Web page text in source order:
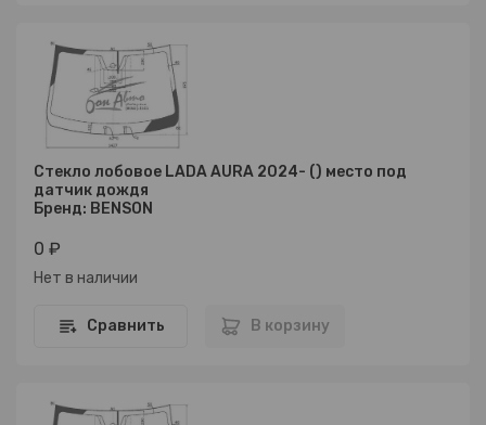
Стекло лобовое LADA AURA 2024- () место под
датчик дождя
Бренд: BENSON
0 ₽
Нет в наличии
Сравнить В корзину